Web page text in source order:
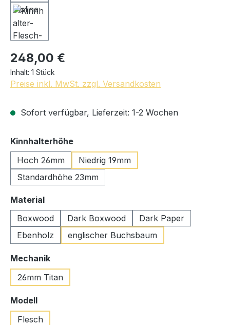
248,00 €
Inhalt: 1 Stück
Preise inkl. MwSt. zzgl. Versandkosten
Sofort verfügbar, Lieferzeit: 1-2 Wochen
Kinnhalterhöheauswählen
Hoch 26mm
Niedrig 19mm
Standardhöhe 23mm
Materialauswählen
Boxwood
Dark Boxwood
Dark Paper
Ebenholz
englischer Buchsbaum
Mechanikauswählen
26mm Titan
Modellauswählen
Flesch